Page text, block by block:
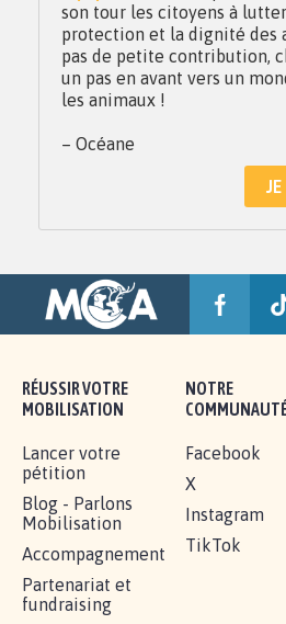
son tour les citoyens à
protection et la dignité des
pas de petite contribution,
un pas en avant vers un
les animaux !
– Océane
RÉUSSIR VOTRE
MOBILISATION
Lancer votre
pétition
Blog - Parlons
Mobilisation
Accompagnement
Partenariat et
fundraising
NOTRE
Facebook
X
Instagram
TikTok